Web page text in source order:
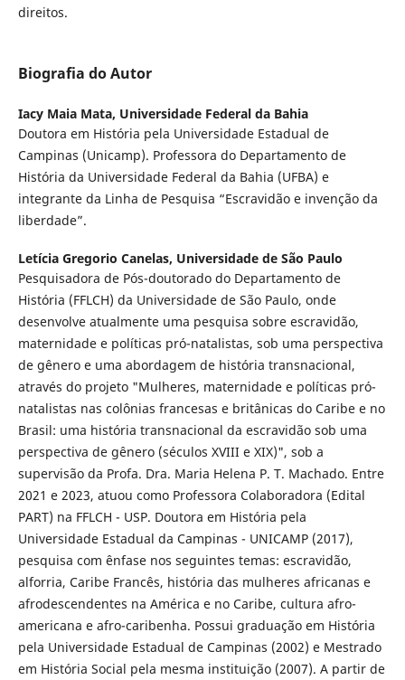
direitos.
Biografia do Autor
Iacy Maia Mata, Universidade Federal da Bahia
Doutora em História pela Universidade Estadual de
Campinas (Unicamp). Professora do Departamento de
História da Universidade Federal da Bahia (UFBA) e
integrante da Linha de Pesquisa “Escravidão e invenção da
liberdade”.
Letícia Gregorio Canelas, Universidade de São Paulo
Pesquisadora de Pós-doutorado do Departamento de
História (FFLCH) da Universidade de São Paulo, onde
desenvolve atualmente uma pesquisa sobre escravidão,
maternidade e políticas pró-natalistas, sob uma perspectiva
de gênero e uma abordagem de história transnacional,
através do projeto "Mulheres, maternidade e políticas pró-
natalistas nas colônias francesas e britânicas do Caribe e no
Brasil: uma história transnacional da escravidão sob uma
perspectiva de gênero (séculos XVIII e XIX)", sob a
supervisão da Profa. Dra. Maria Helena P. T. Machado. Entre
2021 e 2023, atuou como Professora Colaboradora (Edital
PART) na FFLCH - USP. Doutora em História pela
Universidade Estadual da Campinas - UNICAMP (2017),
pesquisa com ênfase nos seguintes temas: escravidão,
alforria, Caribe Francês, história das mulheres africanas e
afrodescendentes na América e no Caribe, cultura afro-
americana e afro-caribenha. Possui graduação em História
pela Universidade Estadual de Campinas (2002) e Mestrado
em História Social pela mesma instituição (2007). A partir de